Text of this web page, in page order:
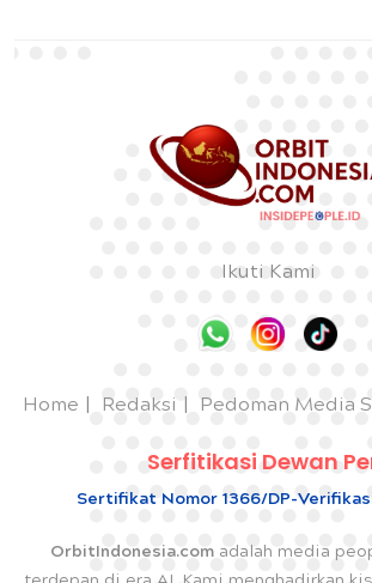
Ikuti Kami
Home Redaksi Pedoman Media
Serfitikasi Dewan
Sertifikat Nomor 1366/DP-
OrbitIndonesia.com adalah media